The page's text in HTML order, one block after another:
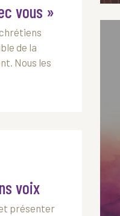
vous »
de la
Nous les
voix
présenter